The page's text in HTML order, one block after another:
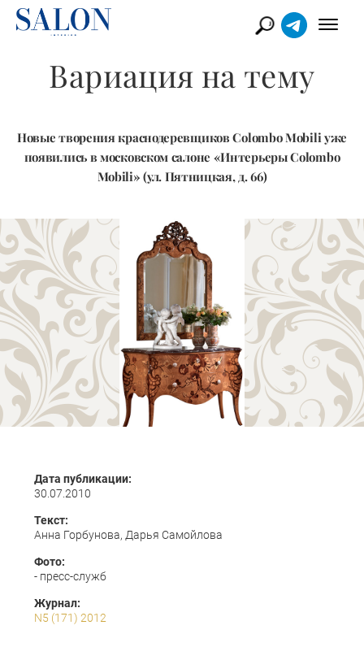
Вариация на тему
Новые творения краснодеревщиков Colombo Mobili уже
появились в московском салоне «Интерьеры Colombo
Mobili» (ул. Пятницкая, д. 66)
Дата публикации:
30.07.2010
Текст:
Анна Горбунова, Дарья Самойлова
Фото:
- пресс-служб
Журнал:
N5 (171) 2012